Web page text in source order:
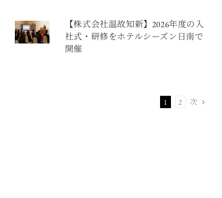
【株式会社温故知新】2026年度の入
社式・研修をホテルシーズン日南で
開催
1 2 次